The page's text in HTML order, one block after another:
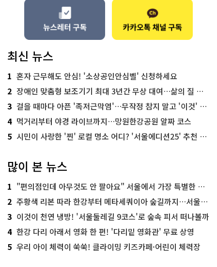
최신 뉴스
1 혼자 근무해도 안심! '소상공인안심벨' 신청하세요
2 장애인 맞춤형 보조기기 최대 3년간 무상 대여…삶의 질 높인다
3 걸을 때마다 아픈 '족저근막염'…무작정 참지 말고 '이것' 해보세요!
4 먹거리부터 야경 라이브까지…망원한강공원 알짜 코스
5 시민이 사랑한 '찐' 로컬 명소 어디? '서울에디션25' 추천 코스
많이 본 뉴스
1 "편의점인데 아무것도 안 팔아요" 서울에서 가장 특별한 편의점의 정체
2 주황색 리본 따라 한강부터 메타세쿼이아 숲길까지…서울둘레길 15코스
3 이것이 천연 냉방! '서울둘레길 9코스'로 숲속 피서 떠나볼까
4 한강 다리 아래서 영화 한 편! '다리밑 영화관' 무료 상영
5 우리 아이 체력이 쑥쑥! 클라이밍 키즈카페·어린이 체력장